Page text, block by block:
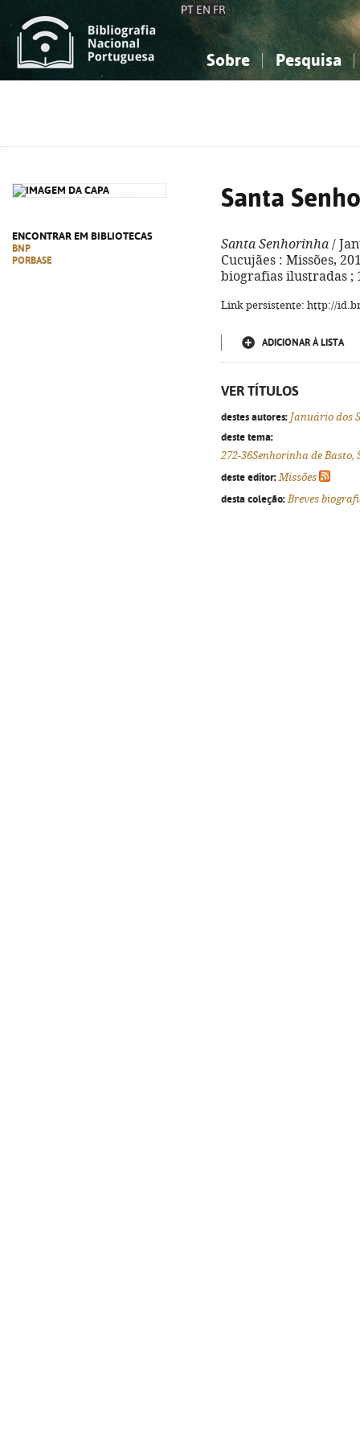
PT EN FR
Sobre Pesquisa
ENCONTRAR EM BIBLIOTECAS
BNP
PORBASE
Santa
Santa Senhorinha /
Cucujães : Missões,
biografias ilustradas ;
Link persistente: http://
ADICIONAR À LISTA
VER TÍTULOS
destes autores: Januário dos
deste tema:
272-36Senhorinha de Basto,
deste editor: Missões
desta coleção: Breves